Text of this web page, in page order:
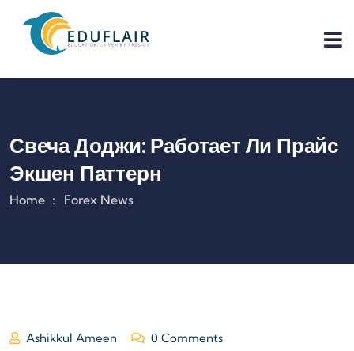
Свеча Доджи: Работает Ли Прайс
Экшен Паттерн
Home Forex News
Ashikkul Ameen 0 Comments